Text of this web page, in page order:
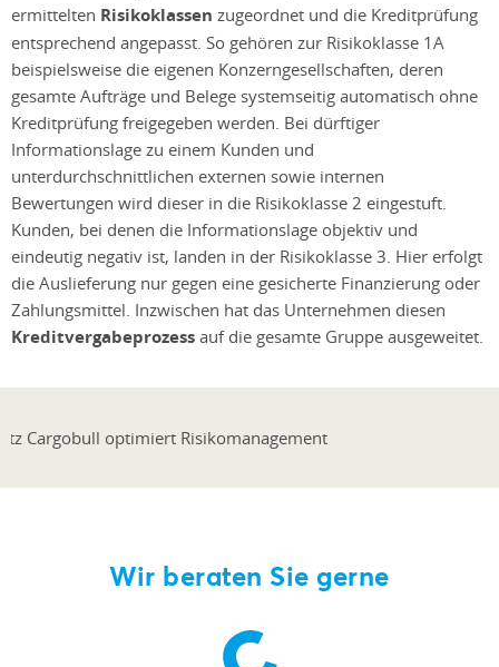
ermittelten Risikoklassen zugeordnet und die Kreditprüfung
entsprechend angepasst. So gehören zur Risikoklasse 1A
beispielsweise die eigenen Konzerngesellschaften, deren
gesamte Aufträge und Belege systemseitig automatisch ohne
Kreditprüfung freigegeben werden. Bei dürftiger
Informationslage zu einem Kunden und
unterdurchschnittlichen externen sowie internen
Bewertungen wird dieser in die Risikoklasse 2 eingestuft.
Kunden, bei denen die Informationslage objektiv und
eindeutig negativ ist, landen in der Risikoklasse 3. Hier erfolgt
die Auslieferung nur gegen eine gesicherte Finanzierung oder
Zahlungsmittel. Inzwischen hat das Unternehmen diesen
Kreditvergabeprozess auf die gesamte Gruppe ausgeweitet.
Wir beraten Sie gerne